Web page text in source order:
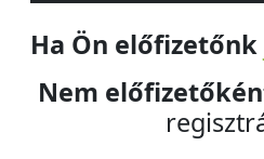
Ha Ön előfizetőnk
Nem